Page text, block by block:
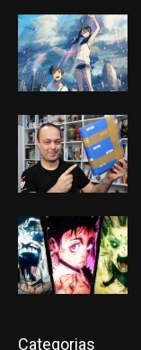
Categorias